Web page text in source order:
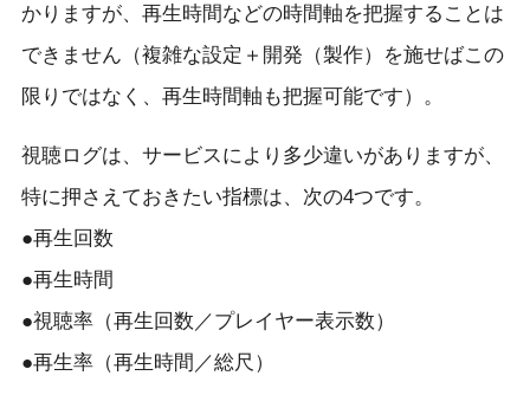
かりますが、再生時間などの時間軸を把握することは
できません（複雑な設定＋開発（製作）を施せばこの
限りではなく、再生時間軸も把握可能です）。
視聴ログは、サービスにより多少違いがありますが、
特に押さえておきたい指標は、次の4つです。
●再生回数
●再生時間
●視聴率（再生回数／プレイヤー表示数）
●再生率（再生時間／総尺）